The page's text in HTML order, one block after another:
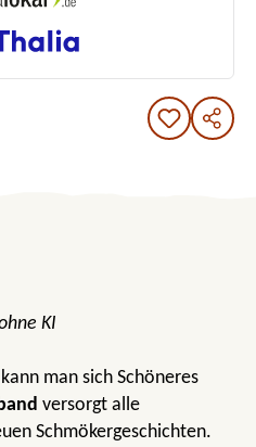
KI
man sich Schöneres
versorgt alle
Schmökergeschichten.